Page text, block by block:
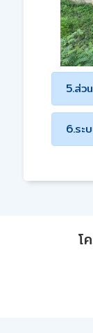
5.ส่ว
6.ระ
โ